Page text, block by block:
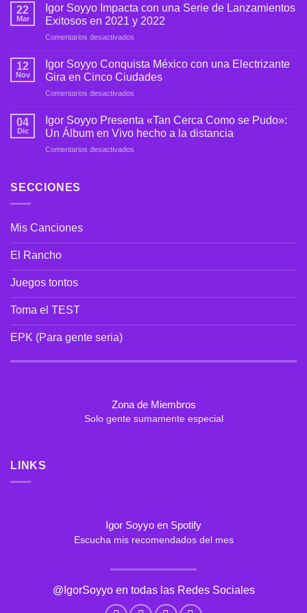
Álbum
«Tu
de
Igor
22
Mar
Igor Soyyo Impacta con una Serie de Lanzamientos
Exitosos en 2021 y 2022
Comentarios desactivados
Soyyo
Impacta
con
de
Lanzamientos
12
Nov
Igor Soyyo Conquista México con una Electrizante
Gira en Cinco Ciudades
Comentarios desactivados
Soyyo
Conquista
México
04
Dic
Igor Soyyo Presenta «Tan Cerca Como se Pudo»:
Un Álbum en Vivo hecho a la distancia
Comentarios desactivados
Pudo»:
hecho
la
SECCIONES
Mis Canciones
El Rancho
Juegos tontos
Toma el TEST
EPK (Para gente seria)
Zona de Miembros
Solo gente sumamente especial
LINKS
Igor Soyyo en Spotify
Escucha mis recomendados del mes
@IgorSoyyo en todas las Redes Sociales